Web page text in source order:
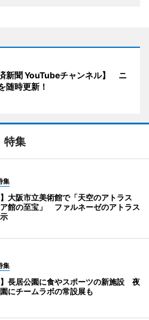
済新聞 YouTubeチャンネル】 ニ
随時更新！
特集
集
】大阪市立美術館で「天空のアトラス
館の至宝」 ファルネーゼのアトラス
集
】長居公園に食やスポーツの新施設 夜
にチームラボの常設展も